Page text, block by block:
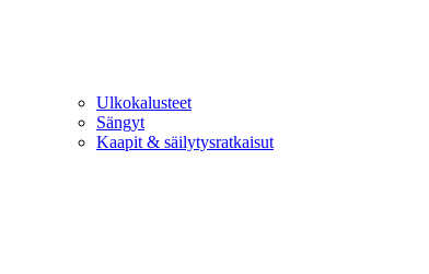
Ulkokalusteet
Sängyt
Kaapit & säilytysratkaisut